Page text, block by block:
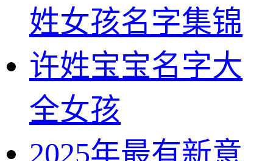
姓女孩名字集锦
许姓宝宝名字大
全女孩
2025年最有新意